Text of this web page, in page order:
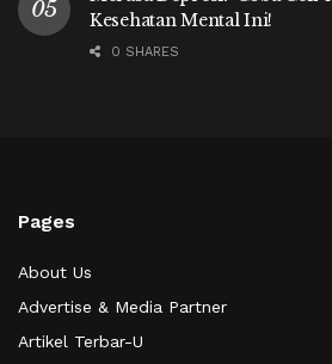
Kesehatan Mental Ini!
0 SHARES
Pages
About Us
Advertise & Media Partner
Artikel Terbar-U